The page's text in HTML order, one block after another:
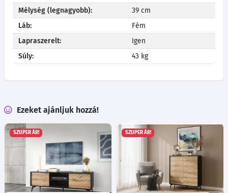
Mélység (legnagyobb):
39 cm
Láb:
Fém
Lapraszerelt:
Igen
Súly:
43 kg
Ezeket ajánljuk hozzá!
SZUPER ÁR! SZUPER ÁR!